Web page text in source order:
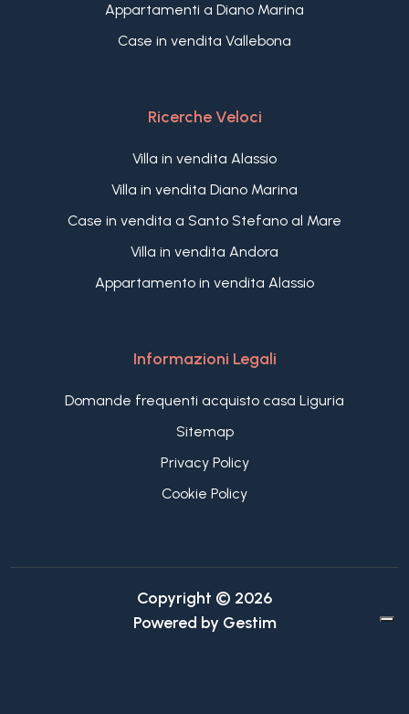
Appartamenti a Diano Marina
Case in vendita Vallebona
Ricerche Veloci
Villa in vendita Alassio
Villa in vendita Diano Marina
Case in vendita a Santo Stefano al Mare
Villa in vendita Andora
Appartamento in vendita Alassio
Informazioni Legali
Domande frequenti acquisto casa Liguria
Sitemap
Privacy Policy
Cookie Policy
Copyright © 2026
Powered by Gestim